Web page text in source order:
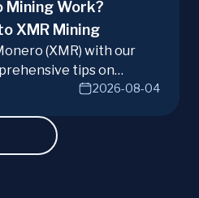
Mining Work?
XMR Mining
(XMR) with our
tips on
techniques for2026-08-04